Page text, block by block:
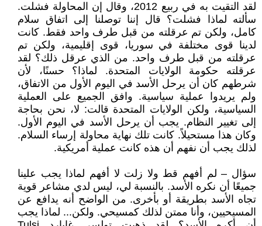
لقد التقيت به في ربيع 2012، وقال إن المحاولة فشلت.
سألته لماذا فشلت؟ قال إننا توصلنا إلى اتفاق سلام
كامل، ولكن تم عرقلته من قبل طرف واحد فقط. كانت
لدينا قوى مختلفة في سوريا، قوى إقليمية، ولكن تم
عرقلته من قبل طرف واحد. من الذي عرقل ذلك؟ لقد
عرقلته حكومة الولايات المتحدة. لماذا؟ حسنًا، لأن
شرطهم كان أن يرحل الأسد في اليوم الأول من الاتفاق،
ولم يريدوا عملية سياسية. وافق الجميع على العملية
السياسية، ولكن الولايات المتحدة قالت: لا، نحن بحاجة
إلى تغيير النظام. يجب أن يرحل الأسد في اليوم الأول.
وكان هذا مستحيلاً. كانت تلك نهاية محاولة إرساء السلام.
لذلك يجب أن نفهم أن هذه كانت عملية أمريكية.
سؤال – لم أفهم قط ولا زلت لا أفهم لماذا يجب علينا
جميعًا أن نكره الأسد. بالنسبة لي، ليس لدي مشاعر قوية
تجاه الأسد بطريقة أو بأخرى. من الواضح أنه يدافع عن
المسيحيين، وأنا ممتن لذلك كمسيحي. ولكن... لماذا يجب